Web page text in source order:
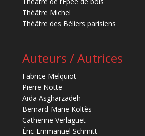
Théâtre de l’Épée de bois
Théâtre Michel
Théâtre des Béliers parisiens
Auteurs / Autrices
Fabrice Melquiot
Pierre Notte
Aïda Asgharzadeh
Bernard-Marie Koltès
Catherine Verlaguet
Éric-Emmanuel Schmitt